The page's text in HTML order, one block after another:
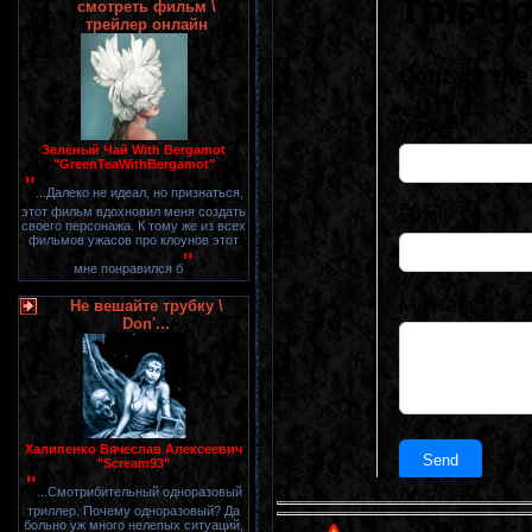
смотреть фильм \
трейлер онлайн
Зелёный Чай With Bergamot
"GreenTeaWithBergamot"
" ...Далеко не идеал, но признаться,
этот фильм вдохновил меня создать
своего персонажа. К тому же из всех
фильмов ужасов про клоунов этот
мне понравился б"
Не вешайте трубку \
Don'...
Халипенко Вячеслав Алексеевич
"Scream93"
" ...Смотрибительный одноразовый
триллер. Почему одноразовый? Да
больно уж много нелепых ситуаций,